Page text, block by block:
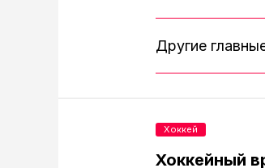
Другие
Хоккейный
Хоккей